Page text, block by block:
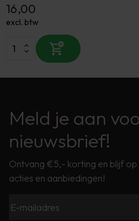
16,00
excl. btw
Meld je aan
nieuwsbrief!
Ontvang €5,- korting en blijf
acties en aanbiedingen!